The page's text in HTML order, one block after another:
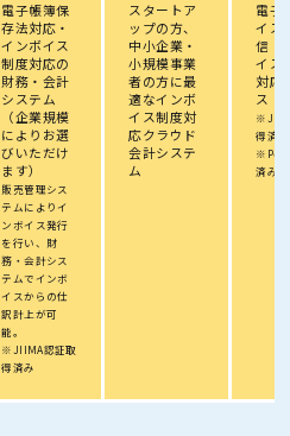
電子帳簿保
存法対応・
インボイス
制度対応の
財務・会計
システム
（企業規模
によりお選
びいただけ
ます）
販売管理シス
テムによりイ
ンボイス発行
を行い、財
務・会計シス
テムでインボ
イスからの仕
訳計上が可
能。
※JIIMA認証取
得済み
スタートア
ップの方、
中小企業・
小規模事業
者の方に最
適なインボ
イス制度対
応クラウド
会計システ
ム
電子
イス
信・
イス
対応
ス
得済み
済み